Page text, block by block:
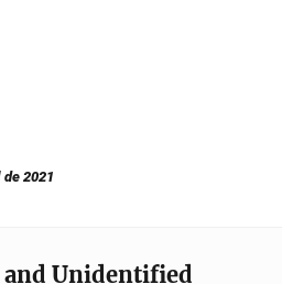
2021
Unidentified